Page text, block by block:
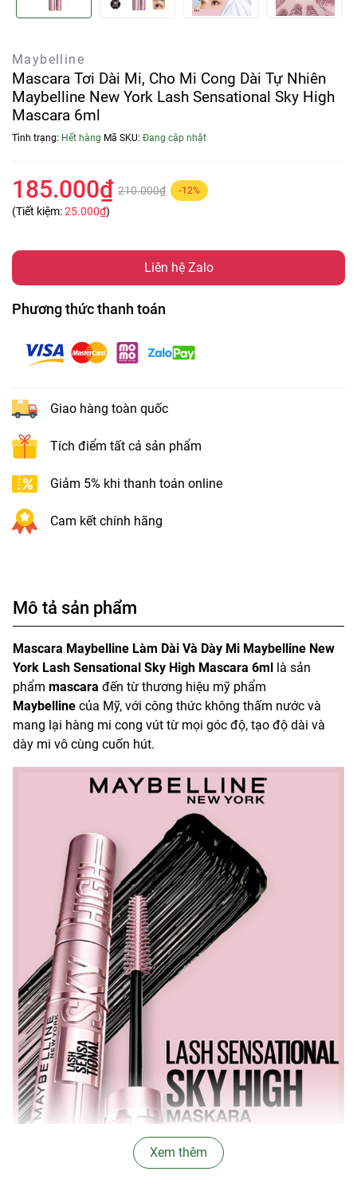
Maybelline
Mascara Tơi Dài Mi, Cho Mi Cong Dài Tự Nhiên
Maybelline New York Lash Sensational Sky High
Mascara 6ml
Tình trạng: Hết hàng Mã SKU: Đang cập nhật
185.000₫ 210.000₫ -12%
(Tiết kiệm:25.000₫)
Liên hệ Zalo
Phương thức thanh toán
Giao hàng toàn quốc
Tích điểm tất cả sản phẩm
Giảm 5% khi thanh toán online
Cam kết chính hãng
Mô tả sản phẩm
Mascara Maybelline Làm Dài Và Dày Mi Maybelline New
York Lash Sensational Sky High Mascara 6ml
là sản
phẩm mascara đến từ thương hiệu mỹ phẩm
Maybelline của Mỹ, với công thức không thấm nước và
mang lại hàng mi cong vút từ mọi góc độ, tạo độ dài và
dày mi vô cùng cuốn hút.
Xem thêm